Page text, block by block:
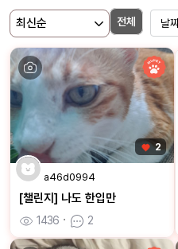
전체
2
a46d0994
[챌린지] 나도 한입만
1436 ㆍ 2